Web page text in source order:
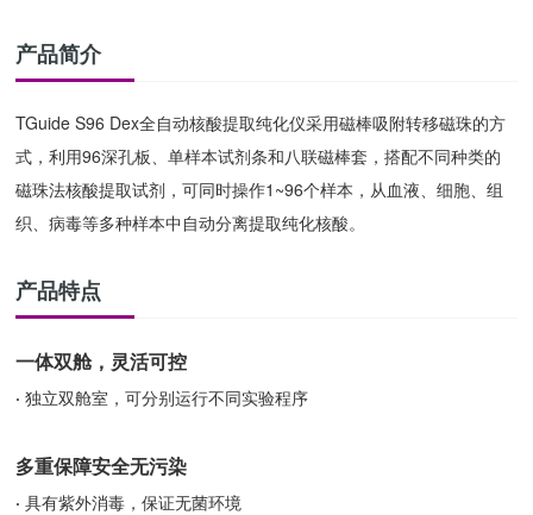
产品简介
TGuide S96 Dex全自动核酸提取纯化仪采用磁棒吸附转移磁珠的方
式，利用96深孔板、单样本试剂条和八联磁棒套，搭配不同种类的
磁珠法核酸提取试剂，可同时操作1~96个样本，从血液、细胞、组
织、病毒等多种样本中自动分离提取纯化核酸。
产品特点
一体双舱，灵活可控
·独立双舱室，可分别运行不同实验程序
多重保障安全无污染
·具有紫外消毒，保证无菌环境